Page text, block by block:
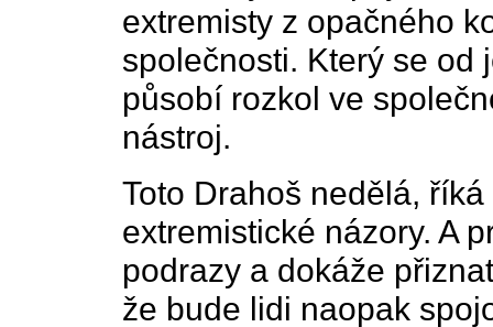
extremisty z opačného
společnosti. Který se od
působí rozkol ve
nástroj.
Toto Drahoš nedělá,
extremistické názory. A
podrazy a dokáže
že bude lidi naopak